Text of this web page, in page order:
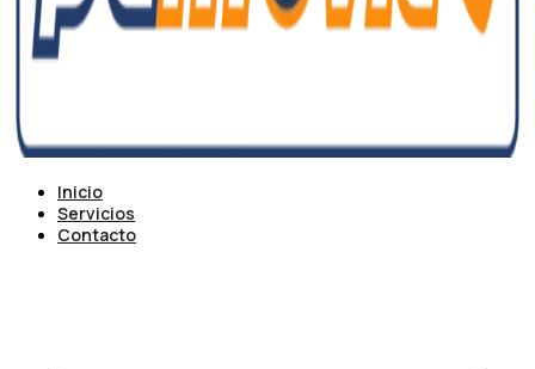
Inicio
Servicios
Contacto